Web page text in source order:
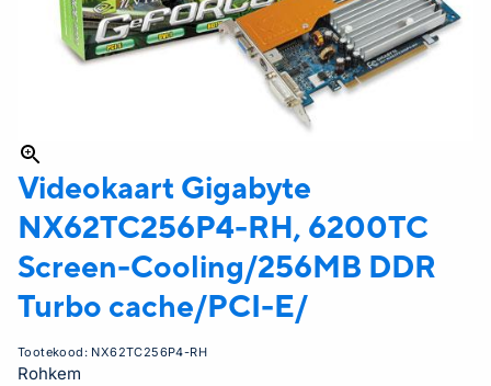
Videokaart Gigabyte
NX62TC256P4-RH, 6200TC
Screen-Cooling/256MB DDR
Turbo cache/PCI-E/
Tootekood: NX62TC256P4-RH
Rohkem